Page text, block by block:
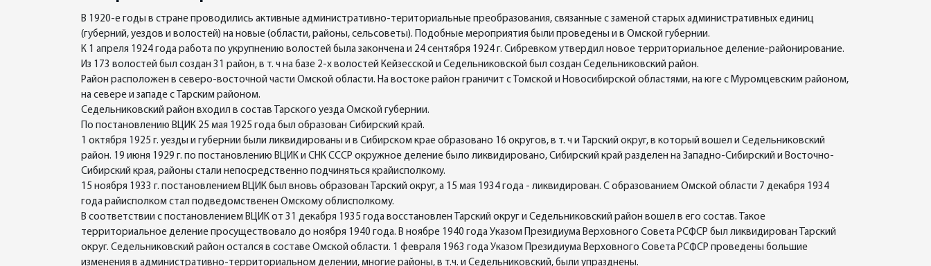
В 1920-е годы в стране проводились активные административно-териториальные преобразования, связанные с заменой старых административных единиц
(губерний, уездов и волостей) на новые (области, районы, сельсоветы). Подобные мероприятия были проведены и в Омской губернии.
К 1 апреля 1924 года работа по укрупнению волостей была закончена и 24 сентября 1924 г. Сибревком утвердил новое территориальное деление-районирование.
Из 173 волостей был создан 31 район, в т. ч на базе 2-х волостей Кейзесской и Седельниковской был создан Седельниковский район.
Район расположен в северо-восточной части Омской области. На востоке район граничит с Томской и Новосибирской областями, на юге с Муромцевским районом,
на севере и западе с Тарским районом.
Седельниковский район входил в состав Тарского уезда Омской губернии.
По постановлению ВЦИК 25 мая 1925 года был образован Сибирский край.
1 октября 1925 г. уезды и губернии были ликвидированы и в Сибирском крае образовано 16 округов, в т. ч и Тарский округ, в который вошел и Седельниковский
район. 19 июня 1929 г. по постановлению ВЦИК и СНК СССР окружное деление было ликвидировано, Сибирский край разделен на Западно-Сибирский и Восточно-
Сибирский края, районы стали непосредственно подчиняться крайисполкому.
15 ноября 1933 г. постановлением ВЦИК был вновь образован Тарский округ, а 15 мая 1934 года - ликвидирован. С образованием Омской области 7 декабря 1934
года райисполком стал подведомственен Омскому облисполкому.
В соответствии с постановлением ВЦИК от 31 декабря 1935 года восстановлен Тарский округ и Седельниковский район вошел в его состав. Такое
территориальное деление просуществовало до ноября 1940 года. В ноябре 1940 года Указом Президиума Верховного Совета РСФСР был ликвидирован Тарский
округ. Седельниковский район остался в составе Омской области. 1 февраля 1963 года Указом Президиума Верховного Совета РСФСР проведены большие
изменения в административно-территориальном делении, многие районы, в т.ч. и Седельниковский, были упразднены.